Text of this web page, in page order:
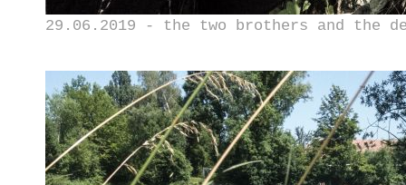
29.06.2019 - the two brothers and the